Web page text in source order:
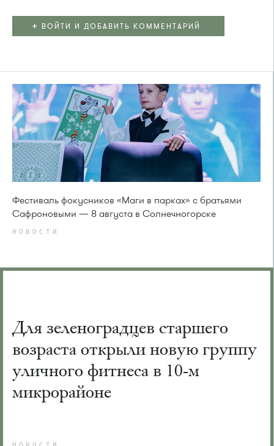
+ ВОЙТИ И ДОБАВИТЬ КОММЕНТАРИЙ
Фестиваль фокусников «Маги в парках» с братьями
Сафроновыми — 8 августа в Солнечногорске
НОВОСТИ
Для зеленоградцев старшего
возраста открыли новую группу
уличного фитнеса в 10-м
микрорайоне